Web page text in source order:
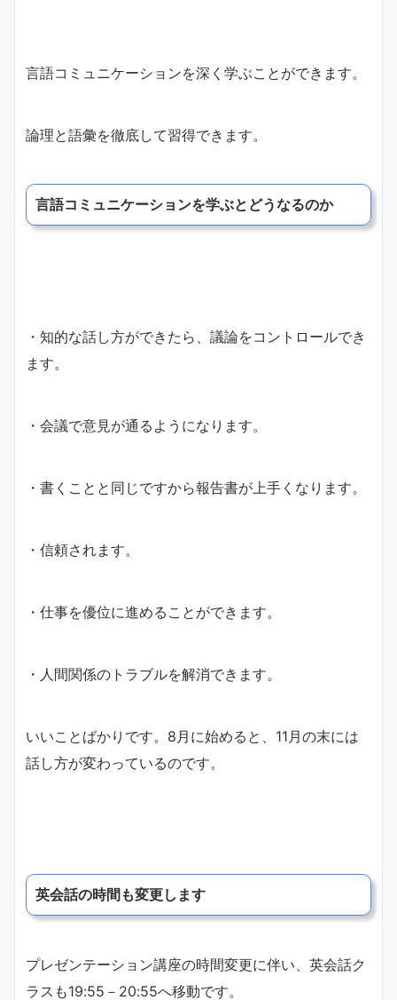
言語コミュニケーションを深く学ぶことができます。
論理と語彙を徹底して習得できます。
言語コミュニケーションを学ぶとどうなるのか
・知的な話し方ができたら、議論をコントロールでき
ます。
・会議で意見が通るようになります。
・書くことと同じですから報告書が上手くなります。
・信頼されます。
・仕事を優位に進めることができます。
・人間関係のトラブルを解消できます。
いいことばかりです。8月に始めると、11月の末には
話し方が変わっているのです。
英会話の時間も変更します
プレゼンテーション講座の時間変更に伴い、英会話ク
ラスも19:55－20:55へ移動です。